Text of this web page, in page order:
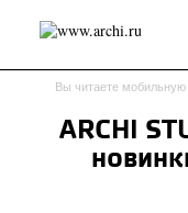
Россия Мир
Вы читаете
ARCHI